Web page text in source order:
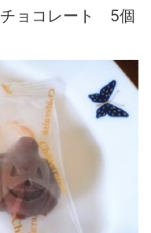
ョコレート 5個